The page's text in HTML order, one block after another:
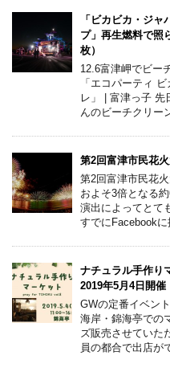
「ビカビカ・ジ
プ」再生燃料で照
枚）
12.6富津岬でビー
「エコパーティ
レ」 | 富津っ子 先
んのビーチクリー
第2回富津市民花
第2回富津市民花
およそ3倍となる
演出によってとて
すでにFacebook
ナチュラル手作り
2019年5月4日開催
GWの定番イベン
海岸・錦海亭での
ズ販売させていた
員の都合で出店が